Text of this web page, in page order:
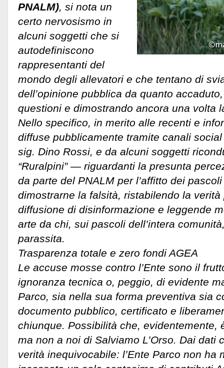
PNALM) , si nota un
certo nervosismo in
alcuni soggetti che si
autodefiniscono
rappresentanti del
mondo degli allevatori e che tentano di
dell’opinione pubblica da quanto
questioni e dimostrando ancora una volta
Nello specifico, in merito alle recenti e
diffuse pubblicamente tramite canali
sig. Dino Rossi, e da alcuni soggetti
“Ruralpini” — riguardanti la presunta
da parte del PNALM per l’affitto dei
dimostrarne la falsità, ristabilendo la verità
diffusione di disinformazione e leggende
arte da chi, sui pascoli dell’intera
parassita.
Trasparenza totale e zero fondi AGEA
Le accuse mosse contro l’Ente sono il
ignoranza tecnica o, peggio, di evidente
Parco, sia nella sua forma preventiva sia
documento pubblico, certificato e
chiunque. Possibilità che, evidentemente,
ma non a noi di Salviamo L’Orso. Dai dati
verità inequivocabile: l’Ente Parco non ha